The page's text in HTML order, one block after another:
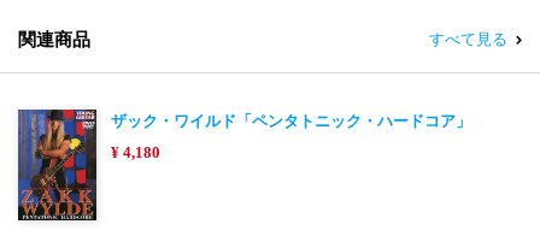
関連商品 すべて見る
ザック・ワイルド「ペンタトニック・ハードコア」
¥ 4,180